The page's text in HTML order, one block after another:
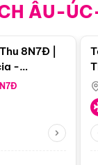
ÂU-
Điểm nổi bật
8N7Đ |
-